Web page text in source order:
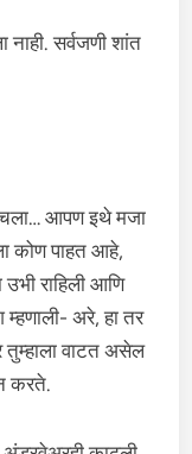
नाही. सर्वजणी शांत
चला… आपण इथे मजा
कोण पाहत आहे,
राहिली आणि
अरे, हा तर
वाटत असेल
करते.